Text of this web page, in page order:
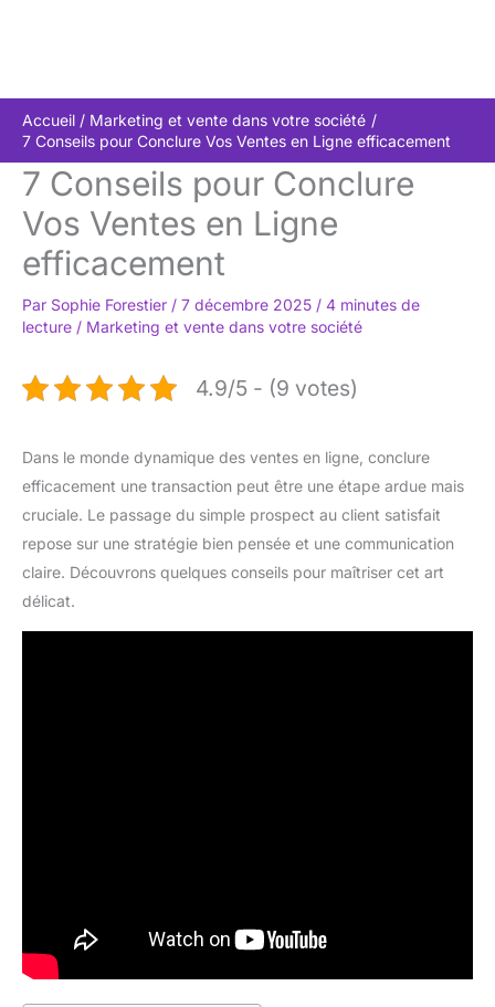
Accueil
Marketing et vente dans votre société
7 Conseils pour Conclure Vos Ventes en Ligne efficacement
7 Conseils pour Conclure
Vos Ventes en Ligne
efficacement
Par Sophie Forestier / 7 décembre 2025 / 4 minutes de
lecture / Marketing et vente dans votre société
4.9/5 - (9 votes)
Dans le monde dynamique des ventes en ligne, conclure
efficacement une transaction peut être une étape ardue mais
cruciale. Le passage du simple prospect au client satisfait
repose sur une stratégie bien pensée et une communication
claire. Découvrons quelques conseils pour maîtriser cet art
délicat.